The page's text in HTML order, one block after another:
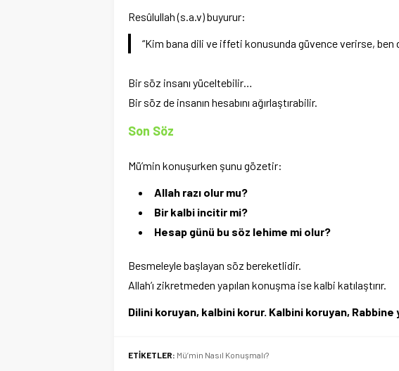
Resûlullah (s.a.v) buyurur:
“Kim bana dili ve iffeti konusunda güvence verirse, ben
Bir söz insanı yüceltebilir…
Bir söz de insanın hesabını ağırlaştırabilir.
Son Söz
Mü’min konuşurken şunu gözetir:
Allah razı olur mu?
Bir kalbi incitir mi?
Hesap günü bu söz lehime mi olur?
Besmeleyle başlayan söz bereketlidir.
Allah’ı zikretmeden yapılan konuşma ise kalbi katılaştırır.
Dilini koruyan, kalbini korur. Kalbini koruyan, Rabbine
ETİKETLER: Mü’min Nasıl Konuşmalı?